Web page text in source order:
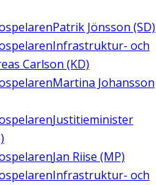
Patrik Jönsson (SD)
Infrastruktur- och
Carlson (KD)
Martina Johansson
Justitieminister
Jan Riise (MP)
Infrastruktur- och